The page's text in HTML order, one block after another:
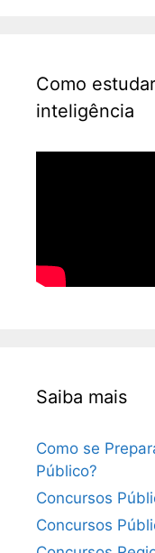
Como
inteligência
Saiba mais
Como se
Público?
Concursos
Concursos